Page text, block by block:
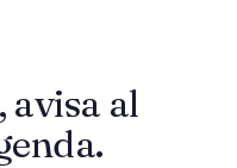
avisa al